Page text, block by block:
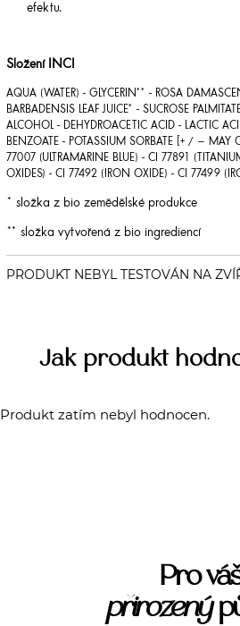
efektu.
Složení INCI
AQUA (WATER) - GLYCERIN** - ROSA
BARBADENSIS LEAF JUICE* - SUCROSE
ALCOHOL - DEHYDROACETIC ACID - LACTIC
BENZOATE - POTASSIUM SORBATE [+ / – MAY
77007 (ULTRAMARINE BLUE) - CI 77891
OXIDES) - CI 77492 (IRON OXIDE) - CI 77499
* složka z bio zemědělské produkce
** složka vytvořená z bio ingrediencí
Jak produkt
Produkt zatím nebyl hodnocen.
Pro váš
přirozený